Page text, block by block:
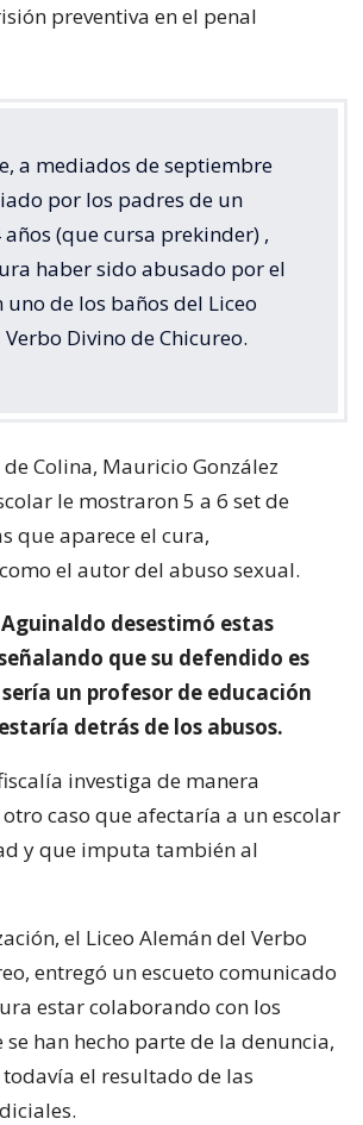
preventiva en el penal
a mediados de septiembre
por los padres de un
(que cursa prekinder) ,
haber sido abusado por el
uno de los baños del Liceo
Divino de Chicureo.
Colina, Mauricio González
le mostraron 5 a 6 set de
que aparece el cura,
el autor del abuso sexual.
desestimó estas
que su defendido es
un profesor de educación
detrás de los abusos.
investiga de manera
caso que afectaría a un escolar
y que imputa también al
el Liceo Alemán del Verbo
entregó un escueto comunicado
estar colaborando con los
han hecho parte de la denuncia,
el resultado de las